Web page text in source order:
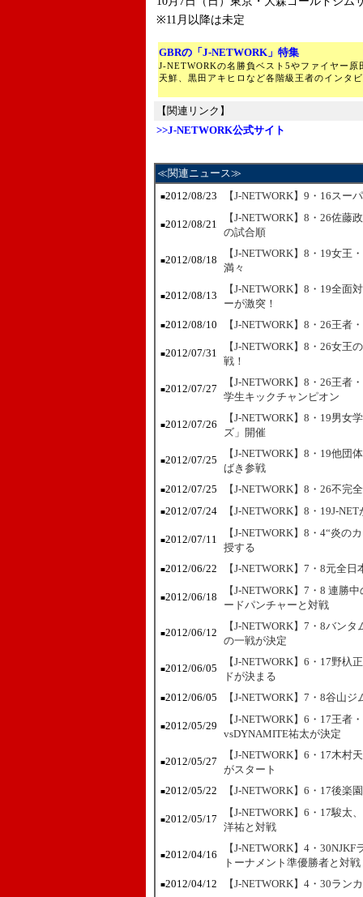
※11月以降は未定
GBRの「J-NETWORK」特集
J-NETWORKの名勝負ベスト5やファイヤー
天鮮、黒田アキヒロなど各階級王者のインタ
【関連リンク】
>>J-NETWORK公式サイト
≪関連ニュース≫
■2012/08/23 【J-NETWORK】9・16ス
■2012/08/21
【J-NETWORK】8・26佐
の試合順
■2012/08/18
【J-NETWORK】8・19女王
満々
■2012/08/13
【J-NETWORK】8・19全
ーが激突！
■2012/08/10 【J-NETWORK】8・26王者
■2012/07/31
【J-NETWORK】8・26女王
戦！
■2012/07/27
【J-NETWORK】8・26王
学生キックチャンピオン
■2012/07/26
【J-NETWORK】8・19男
ズ」開催
■2012/07/25
【J-NETWORK】8・19他団
ばき参戦
■2012/07/25 【J-NETWORK】8・26不完
■2012/07/24 【J-NETWORK】8・19J-
■2012/07/11
【J-NETWORK】8・4“炎の
授する
■2012/06/22 【J-NETWORK】7・8元全
■2012/06/18
【J-NETWORK】7・8 連勝
ードパンチャーと対戦
■2012/06/12
【J-NETWORK】7・8バン
の一戦が決定
■2012/06/05
【J-NETWORK】6・17野
ドが決まる
■2012/06/05 【J-NETWORK】7・8谷山
■2012/05/29
【J-NETWORK】6・17王
vsDYNAMITE祐太が決定
■2012/05/27
【J-NETWORK】6・17木
がスタート
■2012/05/22 【J-NETWORK】6・17後
■2012/05/17
【J-NETWORK】6・17駿太
洋祐と対戦
■2012/04/16
【J-NETWORK】4・
トーナメント準優勝者と対戦
■2012/04/12 【J-NETWORK】4・30ラン